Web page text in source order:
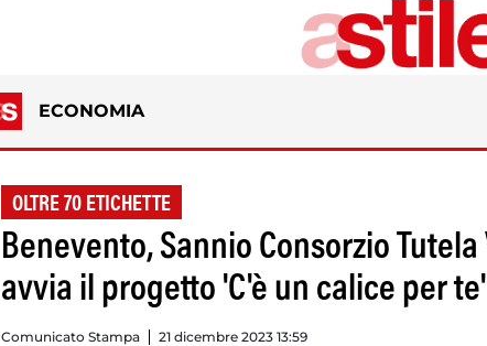
ECONOMIA
OLTRE 70 ETICHETTE
Benevento, Sannio Consorzio Tutela
avvia il progetto 'C'è un calice per te'
Comunicato Stampa 21 dicembre 2023 13:59